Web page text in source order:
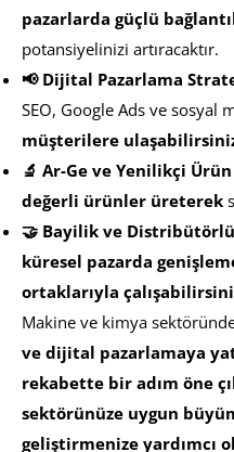
pazarlarda güçlü
potansiyelinizi artıracaktır.
📢 Dijital Pazarlama
SEO, Google Ads ve sosyal
müşterilere
🔬 Ar-Ge ve Yenilikçi
değerli ürünler üreterek
🤝 Bayilik ve
küresel pazarda
ortaklarıyla
Makine ve kimya
ve dijital pazarlamaya
rekabette bir adım öne
sektörünüze uygun
geliştirmenize yardımcı